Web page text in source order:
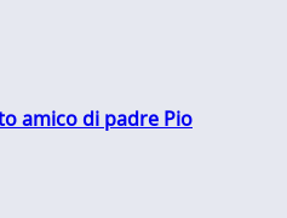
amico di padre Pio